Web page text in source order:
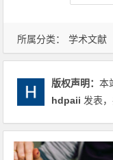
所属分类： 学术文献
版权声明：本
hdpaii 发表，